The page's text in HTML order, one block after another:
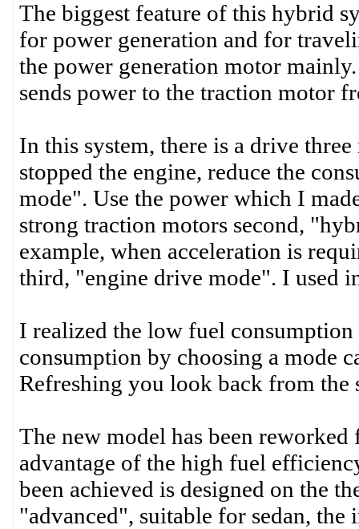
The biggest feature of this hybrid
for power generation and for
the power generation motor
sends power to the traction motor
In this system, there is a drive
stopped the engine, reduce the
mode". Use the power which I
strong traction motors second,
example, when acceleration is
third, "engine drive mode". I used
I realized the low fuel
consumption by choosing a mode
Refreshing you look back from the
The new model has been
advantage of the high fuel
been achieved is designed on the
"advanced", suitable for sedan, the